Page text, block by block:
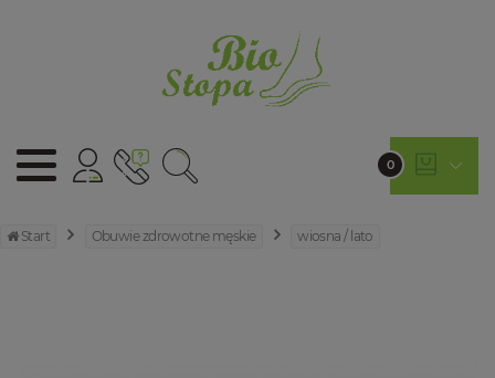
0
Start Obuwie zdrowotne męskie wiosna / lato